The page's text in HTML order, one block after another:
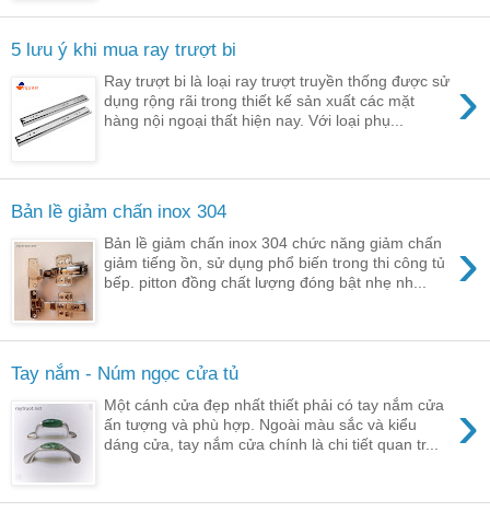
5 lưu ý khi mua ray trượt bi
›
Ray trượt bi là loại ray trượt truyền thống được sử
dụng rộng rãi trong thiết kế sản xuất các mặt
hàng nội ngoại thất hiện nay. Với loại phụ...
Bản lề giảm chấn inox 304
›
Bản lề giảm chấn inox 304 chức năng giảm chấn
giảm tiếng ồn, sử dụng phổ biến trong thi công tủ
bếp. pitton đồng chất lượng đóng bật nhẹ nh...
Tay nắm - Núm ngọc cửa tủ
›
Một cánh cửa đẹp nhất thiết phải có tay nắm cửa
ấn tượng và phù hợp. Ngoài màu sắc và kiểu
dáng cửa, tay nắm cửa chính là chi tiết quan tr...